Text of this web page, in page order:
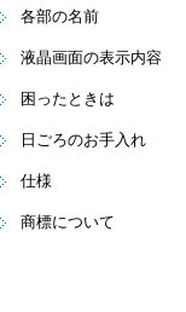
各部の名前
液晶画面の表示内容
困ったときは
日ごろのお手入れ
仕様
商標について